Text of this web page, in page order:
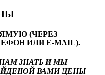
(ЧЕРЕЗ
ИЛИ E-MAIL).
ЗНАТЬ И МЫ
ВАМИ ЦЕНЫ